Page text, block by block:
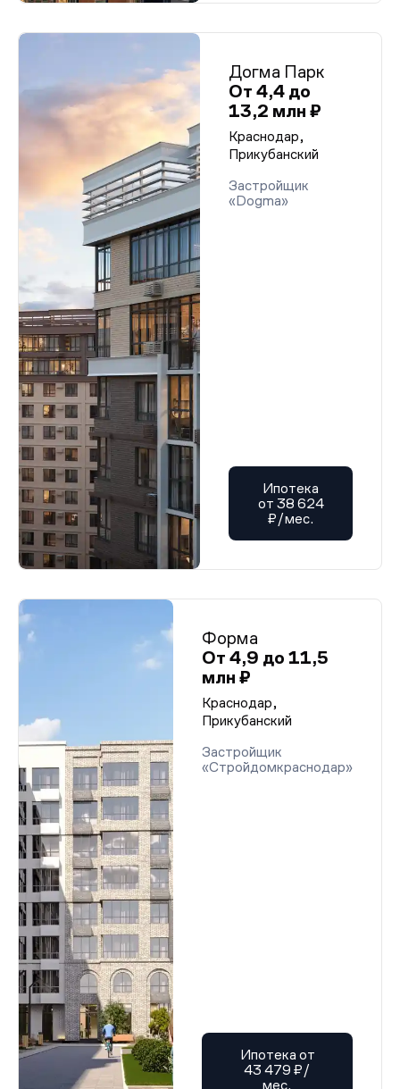
Догма Парк
От 4,4 до
13,2 млн ₽
Краснодар,
Прикубанский
Застройщик
«Dogma»
Ипотека
от 38 624
₽/мес.
Форма
От 4,9 до 11,5
млн ₽
Краснодар,
Прикубанский
Застройщик
«Стройдомкраснодар»
Ипотека от
43 479 ₽/
мес.